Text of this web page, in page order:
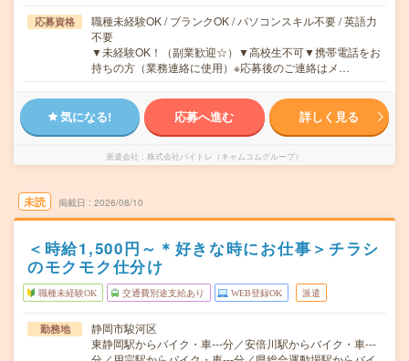
応募資格
職種未経験OK / ブランクOK / パソコンスキル不要 / 英語力
不要
▼未経験OK！（副業歓迎☆）▼高校生不可▼携帯電話をお
持ちの方（業務連絡に使用）※応募後のご連絡はメ…
気になる! 応募へ進む 詳しく見る
派遣会社 株式会社バイトレ（キャムコムグループ）
未読 掲載日 2026/08/10
＜時給1,500円～＊好きな時にお仕事＞チラシ
のモクモク仕分け
職種未経験OK 交通費別途支給あり WEB登録OK 派遣
勤務地
静岡市駿河区
東静岡駅からバイク・車---分／安倍川駅からバイク・車---